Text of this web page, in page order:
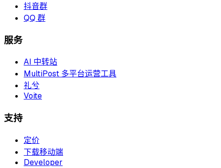
抖音群
QQ 群
服务
AI 中转站
MultiPost 多平台运营工具
礼兮
Voite
支持
定价
下载移动端
Developer